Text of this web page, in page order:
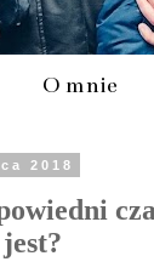
O mnie
2018